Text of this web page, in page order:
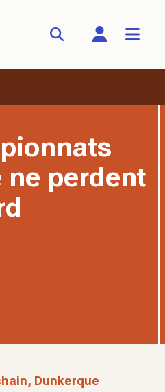
ne perdent
Dunkerque